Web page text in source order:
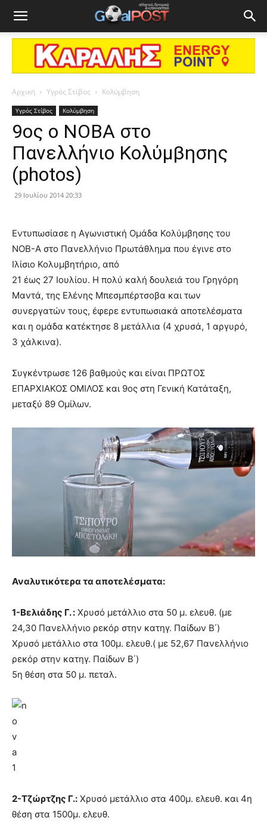
Αρχική Υγρός Στίβος Κολύμβηση
Υγρός Στίβος Κολύμβηση
9ος ο ΝΟΒΑ στο
Πανελλήνιο Κολύμβησης
(photos)
29 Ιουλίου 2014 20:33
Εντυπωσίασε η Αγωνιστική Ομάδα Κολύμβησης του
ΝΟΒ-Α στο Πανελλήνιο Πρωτάθλημα που έγινε στο
Ιλίσιο Κολυμβητήριο, από
21 έως 27 Ιουλίου. Η πολύ καλή δουλειά του Γρηγόρη
Μαντά, της Ελένης Μπεσμπέρτσοβα και των
συνεργατών τους, έφερε εντυπωσιακά αποτελέσματα
και η ομάδα κατέκτησε 8 μετάλλια (4 χρυσά, 1 αργυρό,
3 χάλκινα).
Συγκέντρωσε 126 βαθμούς και είναι ΠΡΩΤΟΣ
ΕΠΑΡΧΙΑΚΟΣ ΟΜΙΛΟΣ και 9ος στη Γενική Κατάταξη,
μεταξύ 89 Ομίλων.
Αναλυτικότερα τα αποτελέσματα:
1-Βελιάδης Γ. : Χρυσό μετάλλιο στα 50 μ. ελευθ. (με
24,30 Πανελλήνιο ρεκόρ στην κατηγ. Παίδων Β΄)
Χρυσό μετάλλιο στα 100μ. ελευθ.( με 52,67 Πανελλήνιο
ρεκόρ στην κατηγ. Παίδων Β΄)
5η θέση στα 50 μ. πεταλ.
2-Τζώρτζης Γ.: Χρυσό μετάλλιο στα 400μ. ελευθ. και 4η
θέση στα 1500μ. ελευθ.